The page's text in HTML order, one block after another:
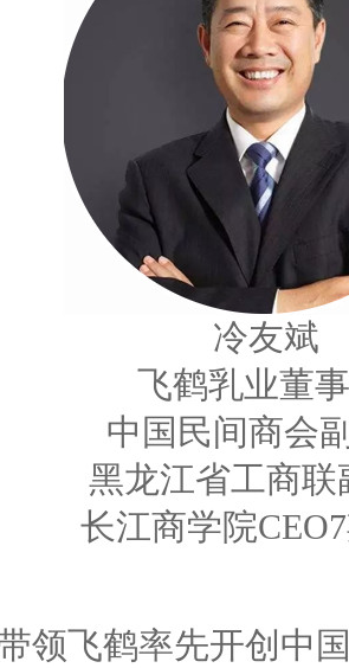
冷友斌
飞鹤乳业董
中国民间商会
黑龙江省工商
长江商学院
领飞鹤率先开创中